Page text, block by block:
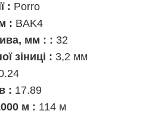
: Porro
: BAK4
мм : : 32
зіниці : 3,2 мм
: 17.89
м : 114 м